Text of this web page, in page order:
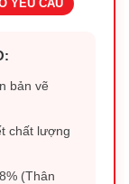
YÊU CẦU
bản vẽ
chất lượng
(Thân